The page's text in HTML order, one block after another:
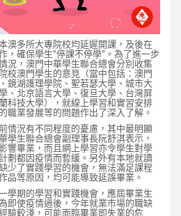
澳多所大專院校均延遲開課，及後在
，確保學生“停課不停學”。為了進一步
況，澳門中華學生聯合總會分別收集
校澳門學生的意見（當中包括：澳門
鏡湖護理學院、聖若瑟大學、城市大
、北京語言大學、復旦大學、台灣屏
科技大學），就線上學習和實習安排
職業發展等的問題作出了深入了解。
情況有不同程度的憂慮，其中最明顯
學生聯合總會副理事長阮舒淇表示，
響畢業，而且網上學習亦令學生對學
劃都因疫情而暫緩。另外有本地就讀
少了實踐學習的機會，無法滿足課程
品等原因，均可能導致延誤畢業。
學期的學習和實踐機會，應屆畢業生
即使疫情過後，今年就業市場的職缺
驗較淺，可能面臨畢業即失業的危